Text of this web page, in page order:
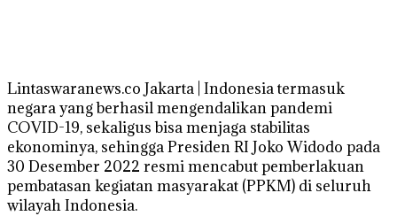
Lintaswaranews.co Jakarta | Indonesia termasuk
negara yang berhasil mengendalikan pandemi
COVID-19, sekaligus bisa menjaga stabilitas
ekonominya, sehingga Presiden RI Joko Widodo pada
30 Desember 2022 resmi mencabut pemberlakuan
pembatasan kegiatan masyarakat (PPKM) di seluruh
wilayah Indonesia.